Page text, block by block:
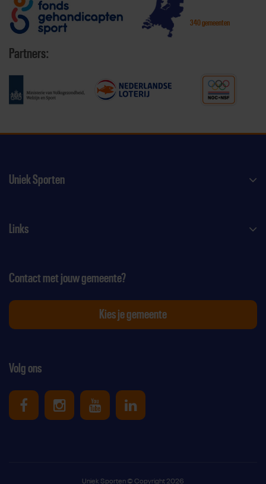
340 gemeenten
Partners:
Uniek Sporten
Links
Volg ons
Uniek Sporten op Facebook
Uniek Sporten op Instagram
Uniek Sporten op Youtube
Uniek Sporten op
Contact met jouw gemeente?
Kies je gemeente
Uniek Sporten © Copyright 2026